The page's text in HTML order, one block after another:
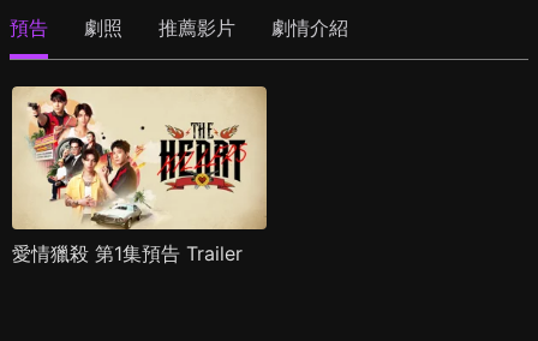
預告 劇照 推薦影片 劇情介紹
愛情獵殺 第1集預告 Trailer